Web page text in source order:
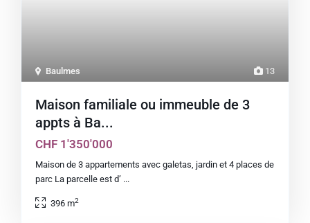
13
Baulmes
Maison familiale ou immeuble de 3
appts à Ba...
CHF 1'350'000
Maison de 3 appartements avec galetas, jardin et 4 places de
parc La parcelle est d’ ...
396 m2